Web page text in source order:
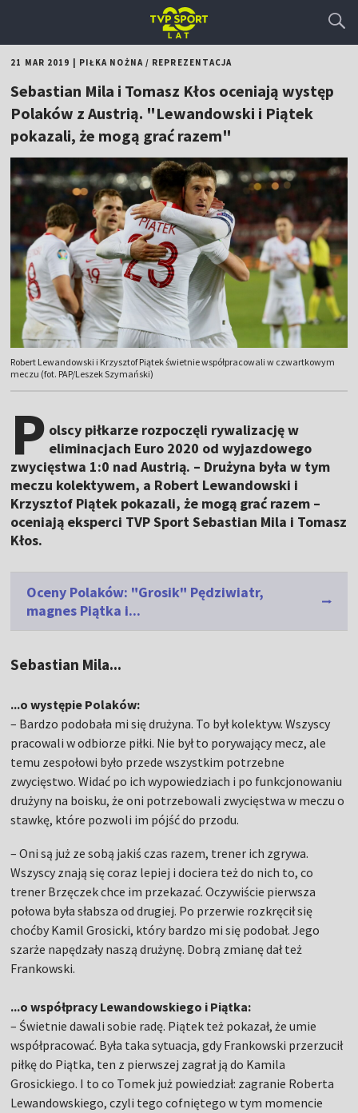
21 MAR 2019 PIŁKA NOŻNA/ REPREZENTACJA
Sebastian Mila i Tomasz Kłos oceniają występ
Polaków z Austrią. "Lewandowski i Piątek
pokazali, że mogą grać razem"
Robert Lewandowski i Krzysztof Piątek świetnie współpracowali w czwartkowym
meczu (fot. PAP/Leszek Szymański)
P olscy piłkarze rozpoczęli rywalizację w
eliminacjach Euro 2020 od wyjazdowego
zwycięstwa 1:0 nad Austrią. – Drużyna była w tym
meczu kolektywem, a Robert Lewandowski i
Krzysztof Piątek pokazali, że mogą grać razem –
oceniają eksperci TVP Sport Sebastian Mila i Tomasz
Kłos.
Oceny Polaków: "Grosik" Pędziwiatr,
magnes Piątka i...
Sebastian Mila...
...o występie Polaków:
– Bardzo podobała mi się drużyna. To był kolektyw. Wszyscy
pracowali w odbiorze piłki. Nie był to porywający mecz, ale
temu zespołowi było przede wszystkim potrzebne
zwycięstwo. Widać po ich wypowiedziach i po funkcjonowaniu
drużyny na boisku, że oni potrzebowali zwycięstwa w meczu o
stawkę, które pozwoli im pójść do przodu.
– Oni są już ze sobą jakiś czas razem, trener ich zgrywa.
Wszyscy znają się coraz lepiej i dociera też do nich to, co
trener Brzęczek chce im przekazać. Oczywiście pierwsza
połowa była słabsza od drugiej. Po przerwie rozkręcił się
choćby Kamil Grosicki, który bardzo mi się podobał. Jego
szarże napędzały naszą drużynę. Dobrą zmianę dał też
Frankowski.
...o współpracy Lewandowskiego i Piątka:
– Świetnie dawali sobie radę. Piątek też pokazał, że umie
współpracować. Była taka sytuacja, gdy Frankowski przerzucił
piłkę do Piątka, ten z pierwszej zagrał ją do Kamila
Grosickiego. I to co Tomek już powiedział: zagranie Roberta
Lewandowskiego, czyli tego cofniętego w tym momencie